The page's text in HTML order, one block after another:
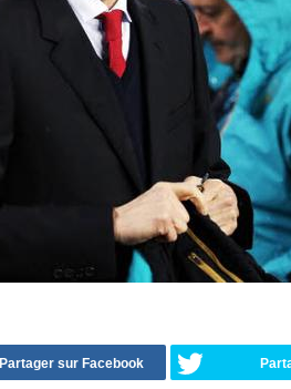
Partager sur Facebook